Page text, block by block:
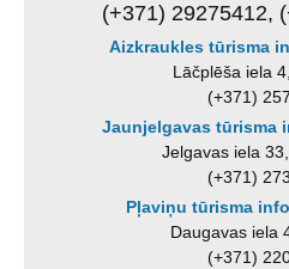
(+371) 29275412,
Aizkraukles tūrisma
Lāčplēša iela
(+371)
Jaunjelgavas tūrisma
Jelgavas iela
(+371)
Pļaviņu tūrisma
Daugavas iela
(+371)